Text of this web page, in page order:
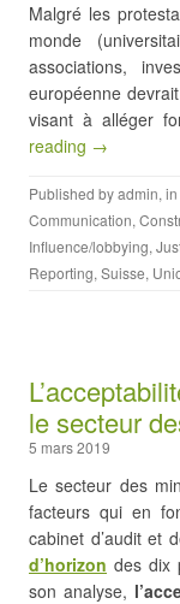
Malgré les
monde
associations,
européenne
visant à alléger
reading →
Published byadmin, in
Communication,
Influence/lobbying,
Reporting, Suisse,
le secteur
5 mars 2019
Le secteur des
facteurs qui en
cabinet d’audit et
d’horizon des dix
son analyse,